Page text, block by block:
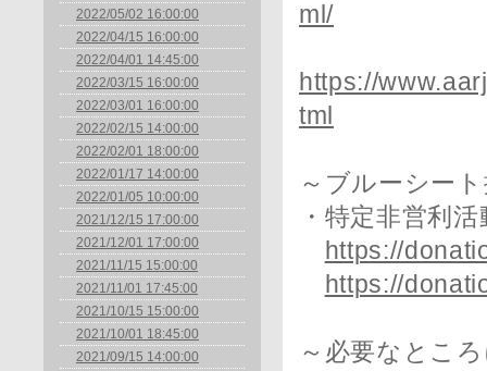
2022/05/02 16:00:00
2022/04/15 16:00:00
2022/04/01 14:45:00
2022/03/15 16:00:00
2022/03/01 16:00:00
2022/02/15 14:00:00
2022/02/01 18:00:00
2022/01/17 14:00:00
2022/01/05 10:00:00
2021/12/15 17:00:00
2021/12/01 17:00:00
2021/11/15 15:00:00
2021/11/01 17:45:00
2021/10/15 15:00:00
2021/10/01 18:45:00
2021/09/15 14:00:00
ml/
https://
tml
～ブルーシー
・特定非営利
https://
https://
～必要なとこ